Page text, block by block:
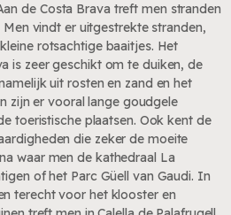
de Costa Brava treft men stranden
vindt er uitgestrekte stranden,
rotsachtige baaitjes. Het
is zeer geschikt om te duiken, de
uit rosten en zand en het
zijn er vooral lange goudgele
toeristische plaatsen. Ook kent de
die zeker de moeite
waar men de kathedraal La
of het Parc Güell van Gaudi. In
terecht voor het klooster en